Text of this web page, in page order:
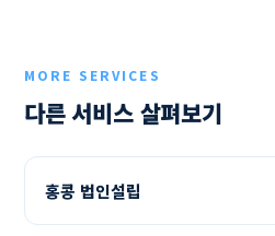
MORE SERVICES
다른 서비스 살펴보기
홍콩 법인설립